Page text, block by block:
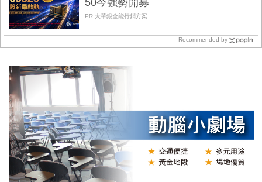
PR 大華銀全能行銷方案
Recommended by